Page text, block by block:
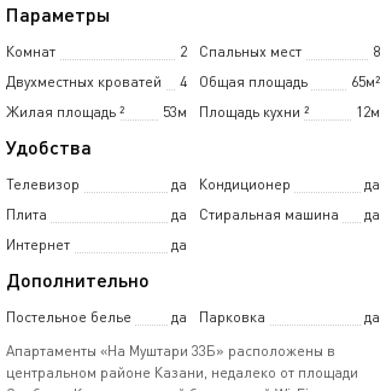
Параметры
Комнат 2 Спальных мест
8
Двухместных кроватей
4 Общая площадь
65м²
Жилая площадь
53м
² Площадь кухни 12м
²
Удобства
Телевизор да Кондиционер
да
Плита
да Стиральная машина
да
Интернет
да
Дополнительно
Постельное белье да Парковка
да
Апартаменты «На Муштари 33Б» расположены в
центральном районе Казани, недалеко от площади